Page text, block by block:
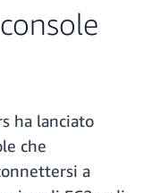
ha lanciato
che
a